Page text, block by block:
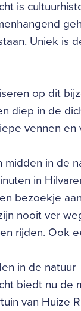
is
Uniek is
op dit
diep in de
vennen
midden in de
in
bezoekje
nooit ver
rijden. Ook
in de natuur
biedt nu de
van Huize